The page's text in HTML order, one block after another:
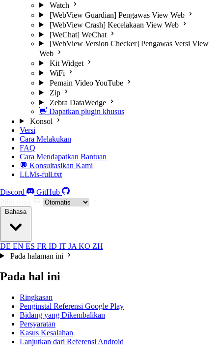
Watch
[WebView Guardian] Pengawas View Web
[WebView Crash] Kecelakaan View Web
[WeChat] WeChat
[WebView Version Checker] Pengawas Versi View
Web
Kit Widget
WiFi
Pemain Video YouTube
Zip
Zebra DataWedge
👋 Dapatkan plugin khusus
Konsol
Versi
Cara Melakukan
FAQ
Cara Mendapatkan Bantuan
💬 Konsultasikan Kami
LLMs-full.txt
Discord
GitHub
Bahasa
DE EN ES FR ID IT JA KO ZH
Pada halaman ini
Pada hal ini
Ringkasan
Penginstal Referensi Google Play
Bidang yang Dikembalikan
Persyaratan
Kasus Kesalahan
Lanjutkan dari Referensi Android